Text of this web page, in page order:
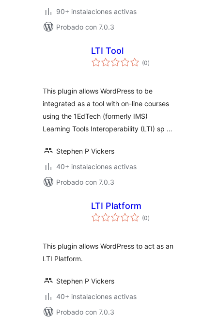
90+ instalaciones activas
Probado con 7.0.3
LTI Tool
(0total
de
)
This plugin allows WordPress to be
integrated as a tool with on-line courses
using the 1EdTech (formerly IMS)
Learning Tools Interoperability (LTI) sp …
Stephen P Vickers
40+ instalaciones activas
Probado con 7.0.3
LTI Platform
(0total
de
)
This plugin allows WordPress to act as an
LTI Platform.
Stephen P Vickers
40+ instalaciones activas
Probado con 7.0.3